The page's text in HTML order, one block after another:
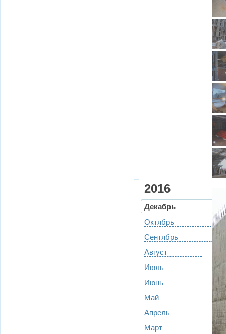
2016
Декабрь
Октябрь
Сентябрь
Август
Июль
Июнь
Май
Апрель
Март